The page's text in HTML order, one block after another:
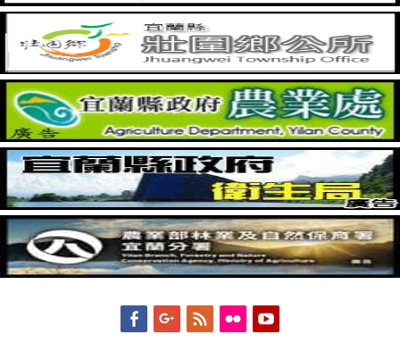
FacebookGoogleplus
Feed Flickr